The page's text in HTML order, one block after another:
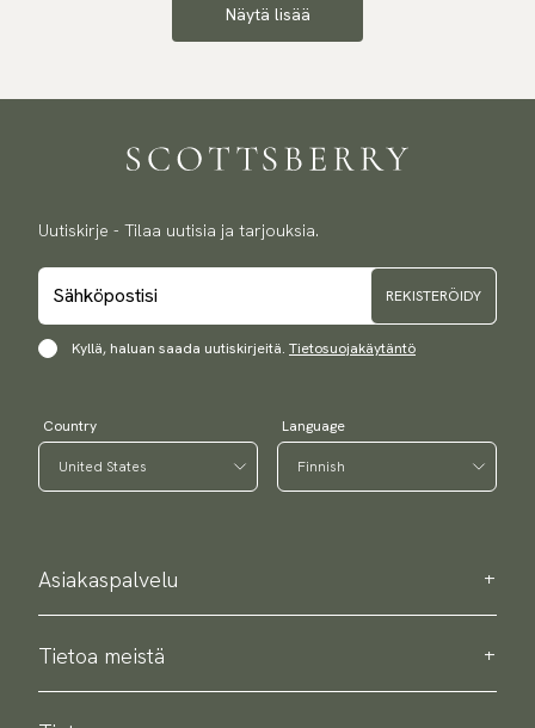
Näytä lisää
Uutiskirje - Tilaa uutisia ja tarjouksia.
REKISTERÖIDY
Kyllä, haluan saada uutiskirjeitä. Tietosuojakäytäntö
Country Language
Asiakaspalvelu
Ota meihin yhteyttä
Ostotiedot
Tietoa meistä
Tietoja Scottsberry